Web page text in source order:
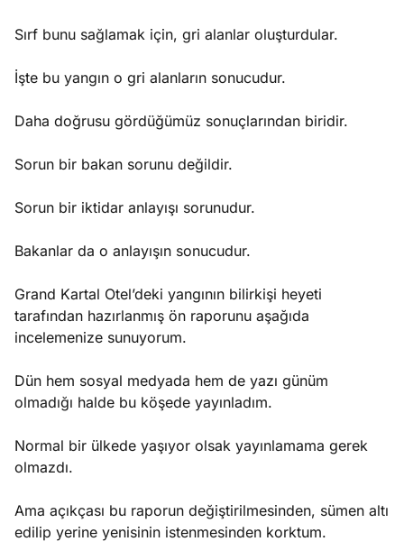
Sırf bunu sağlamak için, gri alanlar oluşturdular.
İşte bu yangın o gri alanların sonucudur.
Daha doğrusu gördüğümüz sonuçlarından biridir.
Sorun bir bakan sorunu değildir.
Sorun bir iktidar anlayışı sorunudur.
Bakanlar da o anlayışın sonucudur.
Grand Kartal Otel’deki yangının bilirkişi heyeti
tarafından hazırlanmış ön raporunu aşağıda
incelemenize sunuyorum.
Dün hem sosyal medyada hem de yazı günüm
olmadığı halde bu köşede yayınladım.
Normal bir ülkede yaşıyor olsak yayınlamama gerek
olmazdı.
Ama açıkçası bu raporun değiştirilmesinden, sümen altı
edilip yerine yenisinin istenmesinden korktum.